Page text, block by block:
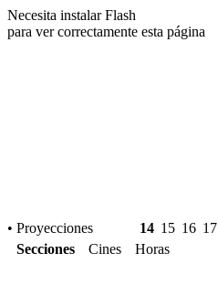
Necesita instalar Flash
para ver correctamente esta página
• Proyecciones 14 15 16 17
Secciones
Cines Horas